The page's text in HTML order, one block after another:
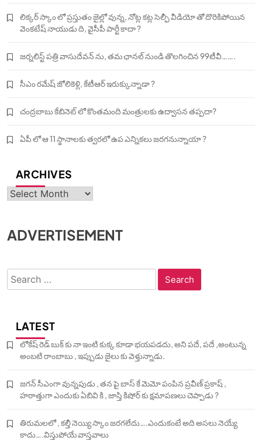
లిక్కర్ స్కాం లో ప్రస్తుతం జైల్లో వున్న, నోట్ల కట్ల సెల్ఫీ వీడియో తో దొరికిపోయిన
వెంకటేష్ నాయుడు ది, వైసీపీ పార్టీ కాదా ?
జర్నలిస్ట్ పత్రి వాసుదేవన్ ను, తమ ఛానల్ నుండి తొలగించిన 99టీవీ…….
సీఎం రమేష్ జోలికెళ్లి, కేటీఆర్ ఇరుక్కున్నాడా ?
చంద్రబాబు కేబినెట్ లో కొంతమంది మంత్రులకు ఉద్వాసన తప్పదా?
ఏపీ లో ఆ 11 స్థానాలకు త్వరలో ఉప ఎన్నికలు జరగనున్నాయా ?
ARCHIVES
Archives
ADVERTISEMENT
Search
for:
LATEST
లోకేష్ రెడ్ బుక్ కు నా ఇంటి కుక్క కూడా భయపడదు, అని పదే, పదే ,అంటున్న
అంబటి రాంబాబు , ఇప్పుడు జైలు కు వెళ్తున్నాడు.
జగన్ సీఎంగా వున్నపుడు , తన పై బాస్ కే మెమో పంపిన ప్రవీణ్ ప్రకాష్ ,
హఠాత్తుగా ఎందుకు ఏబివి కి , జాస్తి కిషోర్ కు క్షమాపణలు చెప్పాడు ?
తిరుమలలో , కల్తీ నెయ్యి స్కాం జరగలేదు….ఎందుకంటే అది అసలు నెయ్యే
కాదు….విస్తుపోయే వాస్తవాలు